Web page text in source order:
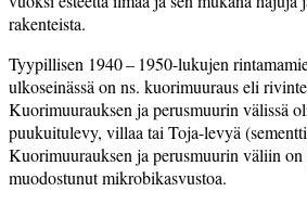
rakenteista.
Tyypillisen 1940 – 1950-lukujen
ulkoseinässä on ns. kuorimuuraus eli
Kuorimuurauksen ja perusmuurin välissä
puukuitulevy, villaa tai Toja-­levyä
Kuorimuurauksen ja perusmuurin väliin on
muodostunut mikro­bikasvustoa.